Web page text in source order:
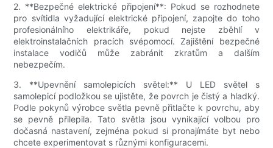
2. **Bezpečné elektrické připojení**: Pokud se rozhodnete
pro svítidla vyžadující elektrické připojení, zapojte do toho
profesionálního elektrikáře, pokud nejste zběhlí v
elektroinstalačních pracích svépomocí. Zajištění bezpečné
instalace vodičů může zabránit zkratům a dalším
nebezpečím.
3. **Upevnění samolepicích světel:** U LED světel s
samolepicí podložkou se ujistěte, že povrch je čistý a hladký.
Podle pokynů výrobce světla pevně přitlačte k povrchu, aby
se pevně přilepila. Tato světla jsou vynikající volbou pro
dočasná nastavení, zejména pokud si pronajímáte byt nebo
chcete experimentovat s různými konfiguracemi.